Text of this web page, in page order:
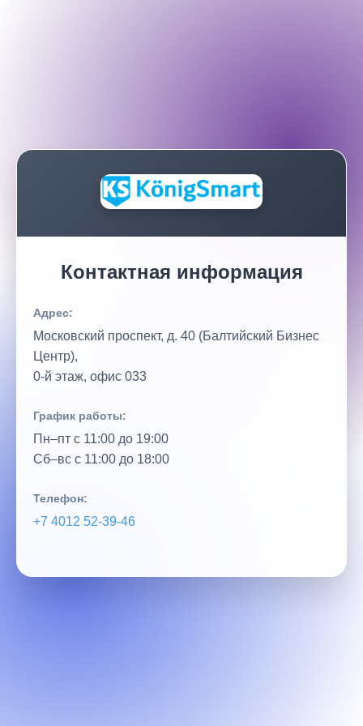
Контактная информация
Адрес:
Московский проспект, д. 40 (Балтийский Бизнес
Центр),
0‑й этаж, офис 033
График работы:
Пн–пт с 11:00 до 19:00
Сб–вс с 11:00 до 18:00
Телефон:
+7 4012 52‑39‑46